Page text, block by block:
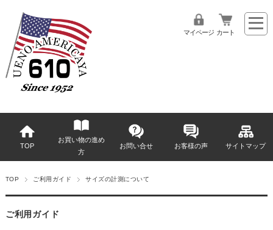
マイページ カート
TOP
お買い物の進め
方
お問い合せ お客様の声 サイトマップ
TOP ご利用ガイド サイズの計測について
ご利用ガイド